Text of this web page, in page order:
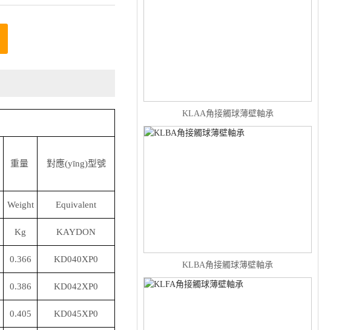
重量
對應(yīng)型號
Weight Equivalent
Kg KAYDON
0.366 KD040XP0
0.386 KD042XP0
0.405 KD045XP0
KLAA角接觸球薄壁軸承
KLBA角接觸球薄壁軸承